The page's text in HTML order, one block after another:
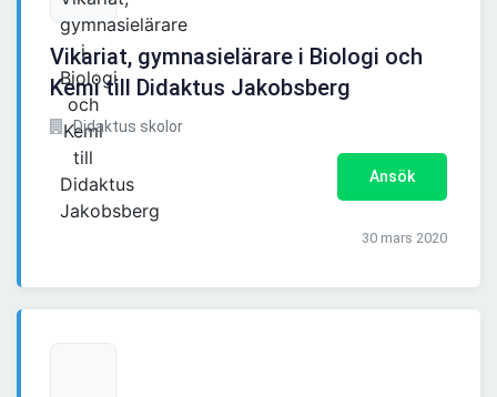
Vikariat, gymnasielärare i Biologi och
Kemi till Didaktus Jakobsberg
Didaktus skolor
Ansök
30 mars 2020